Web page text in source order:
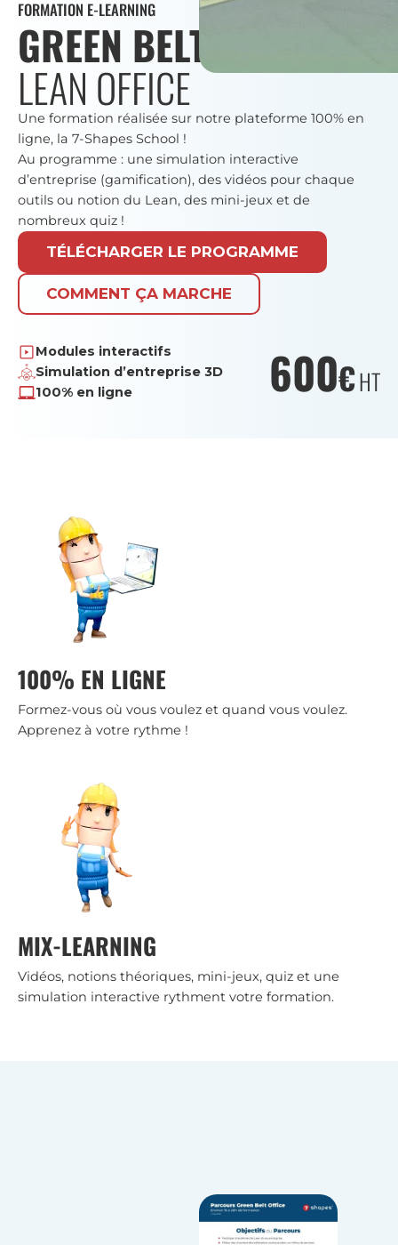
FORMATION E-LEARNING
GREEN BELT
LEAN OFFICE
Une formation réalisée sur notre plateforme 100% en
ligne, la 7-Shapes School !
Au programme : une simulation interactive
d’entreprise (gamification), des vidéos pour chaque
outils ou notion du Lean, des mini-jeux et de
nombreux quiz !
TÉLÉCHARGER LE PROGRAMME
COMMENT ÇA MARCHE
Modules interactifs
Simulation d’entreprise 3D
100% en ligne
600€HT
100% EN LIGNE
Formez-vous où vous voulez et quand vous voulez.
Apprenez à votre rythme !
MIX-LEARNING
Vidéos, notions théoriques, mini-jeux, quiz et une
simulation interactive rythment votre formation.